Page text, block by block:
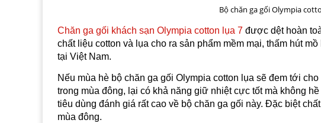
Bộ chăn ga gối Olympia
Chăn ga gối khách sạn Olympia cotton lụa 7 được dệt hoàn
chất liệu cotton và lụa cho ra sản phẩm mềm mại, thấm hút
tại Việt Nam.
Nếu mùa hè bộ chăn ga gối Olympia cotton lụa sẽ đem tới
trong mùa đông, lại có khả năng giữ nhiệt cực tốt mà không
tiêu dùng đánh giá rất cao về bộ chăn ga gối này. Đặc biệt
mùa đông.